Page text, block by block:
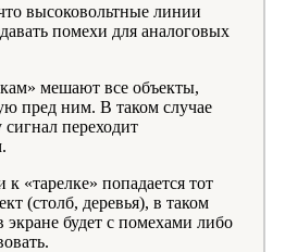
высоковольтные линии
помехи для аналоговых
мешают все объекты,
пред ним. В таком случае
сигнал переходит
«тарелке» попадается тот
(столб, деревья), в таком
экране будет с помехами либо